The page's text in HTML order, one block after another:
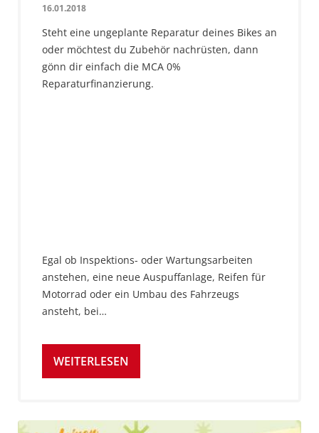
16.01.2018
Steht eine ungeplante Reparatur deines Bikes an
oder möchtest du Zubehör nachrüsten, dann
gönn dir einfach die MCA 0%
Reparaturfinanzierung.
Egal ob Inspektions- oder Wartungsarbeiten
anstehen, eine neue Auspuffanlage, Reifen für
Motorrad oder ein Umbau des Fahrzeugs
ansteht, bei…
WEITERLESEN